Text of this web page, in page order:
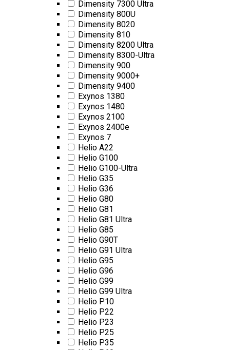
Dimensity 7300 Ultra
Dimensity 800U
Dimensity 8020
Dimensity 810
Dimensity 8200 Ultra
Dimensity 8300-Ultra
Dimensity 900
Dimensity 9000+
Dimensity 9400
Exynos 1380
Exynos 1480
Exynos 2100
Exynos 2400e
Exynos 7
Helio A22
Helio G100
Helio G100-Ultra
Helio G35
Helio G36
Helio G80
Helio G81
Helio G81 Ultra
Helio G85
Helio G90T
Helio G91 Ultra
Helio G95
Helio G96
Helio G99
Helio G99 Ultra
Helio P10
Helio P22
Helio P23
Helio P25
Helio P35